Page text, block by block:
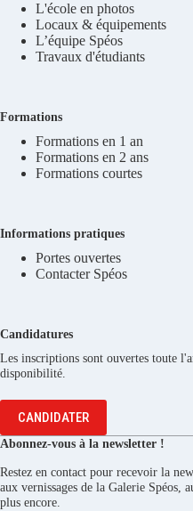
L'école en photos
Locaux & équipements
L’équipe Spéos
Travaux d'étudiants
Formations
Formations en 1 an
Formations en 2 ans
Formations courtes
Informations pratiques
Portes ouvertes
Contacter Spéos
Candidatures
Les inscriptions sont ouvertes toute
disponibilité.
CANDIDATER
Abonnez-vous à la newsletter !
Restez en contact pour recevoir la
aux vernissages de la Galerie Spéos,
plus encore.